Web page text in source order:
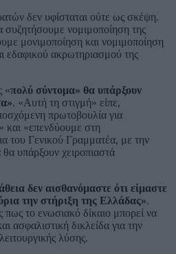
δεν υφίσταται ούτε ως σκέψη.
νομιμοποίηση της
μονιμοποίηση και νομιμοποίηση
εδαφικού ακρωτηριασμού της
«πολύ σύντομα» θα υπάρξουν
. «Αυτή τη στιγμή» είπε,
πρωτοβουλία για
και «επενδύουμε στη
του Γενικού Γραμματέα, με την
υπάρξουν χειροπιαστά
δεν αισθανόμαστε ότι είμαστε
την στήριξη της Ελλάδας».
το ενωσιακό δίκαιο μπορεί να
ασφαλιστική δικλείδα για την
λύσης.